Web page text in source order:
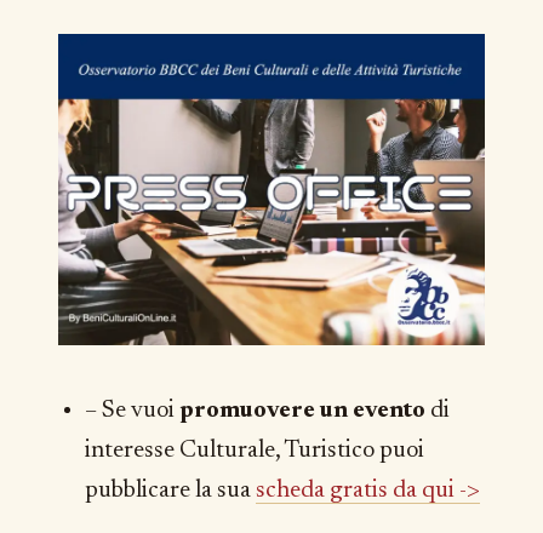
– Se vuoi promuovere un evento di
interesse Culturale, Turistico puoi
pubblicare la sua scheda gratis da qui ->